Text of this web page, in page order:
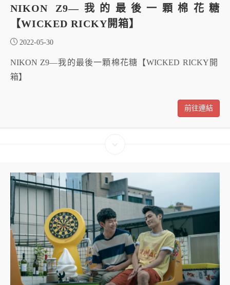
NIKON Z9—我的最後一顆棉花糖
【WICKED RICKY開箱】
2022-05-30
NIKON Z9—我的最後一顆棉花糖【WICKED RICKY開
箱】
前往連結